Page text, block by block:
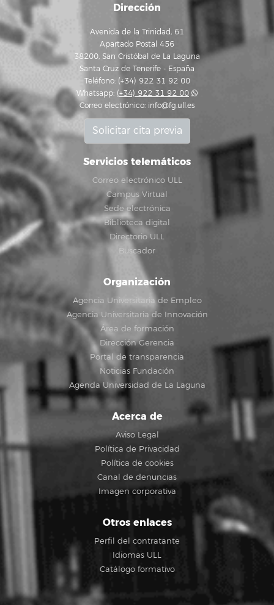
Dirección
Avenida de la Trinidad, 61
Apartado Postal 456
38200, San Cristóbal de La Laguna
Santa Cruz de Tenerife - España
Teléfono: (+34) 922 31 92 00
Whatsapp: (+34) 922 31 92 00
Correo electrónico: info@fg.ull.es
Solicitar cita previa
Servicios telemáticos
Correo electrónico ULL
Campus Virtual
Sede electrónica
Biblioteca digital
Directorio ULL
Buscador
Organización
Agencia Universitaria de Empleo
Agencia Universitaria de Innovación
Área de formación
Dirección Gerencia
Portal de transparencia
Noticias Fundación
Agenda Universidad de La Laguna
Acerca de
Aviso Legal
Política de Privacidad
Política de cookies
Canal de denuncias
Imagen corporativa
Otros enlaces
Perfil del contratante
Idiomas ULL
Catálogo formativo